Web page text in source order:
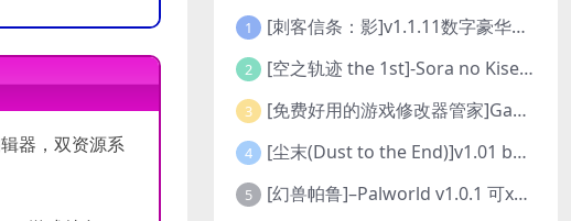
器，双资源系
1 [刺客信条：影]v1.1.11数字豪华版全DLC
2 [空之轨迹 the 1st]-Sora no Kiseki the 1st-更新至v1.06.4-全DLC
3 [免费好用的游戏修改器管家]Game Cheats Manager
4 [尘末(Dust to the End)]v1.01 build9321107
5 [幻兽帕鲁]–Palworld v1.0.1 可xbox联机